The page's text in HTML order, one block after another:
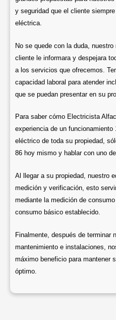
y seguridad que el cliente
eléctrica.
No se quede con la duda,
cliente le informara y despejara
a los servicios que ofrecemos.
capacidad laboral para atender
que se puedan presentar en su
Para saber cómo Electricista
experiencia de un
eléctrico de toda su propiedad,
86 hoy mismo y hablar con uno
Al llegar a su propiedad, nuestro
medición y verificación, esto
mediante la medición de
consumo básico establecido.
Finalmente, después de terminar
mantenimiento e instalaciones,
máximo beneficio para mantener
óptimo.